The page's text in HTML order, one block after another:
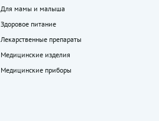
Для мамы и малыша
Здоровое питание
Лекарственные препараты
Медицинские изделия
Медицинские приборы